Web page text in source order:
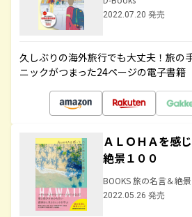
2022.07.20 発売
久しぶりの海外旅行でも大丈夫！旅の
ニックがつまった24ページの電子書籍
ＡＬＯＨＡを感
絶景１００
BOOKS 旅の名言＆絶景
2022.05.26 発売